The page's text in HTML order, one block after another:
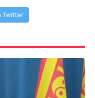
Twitter